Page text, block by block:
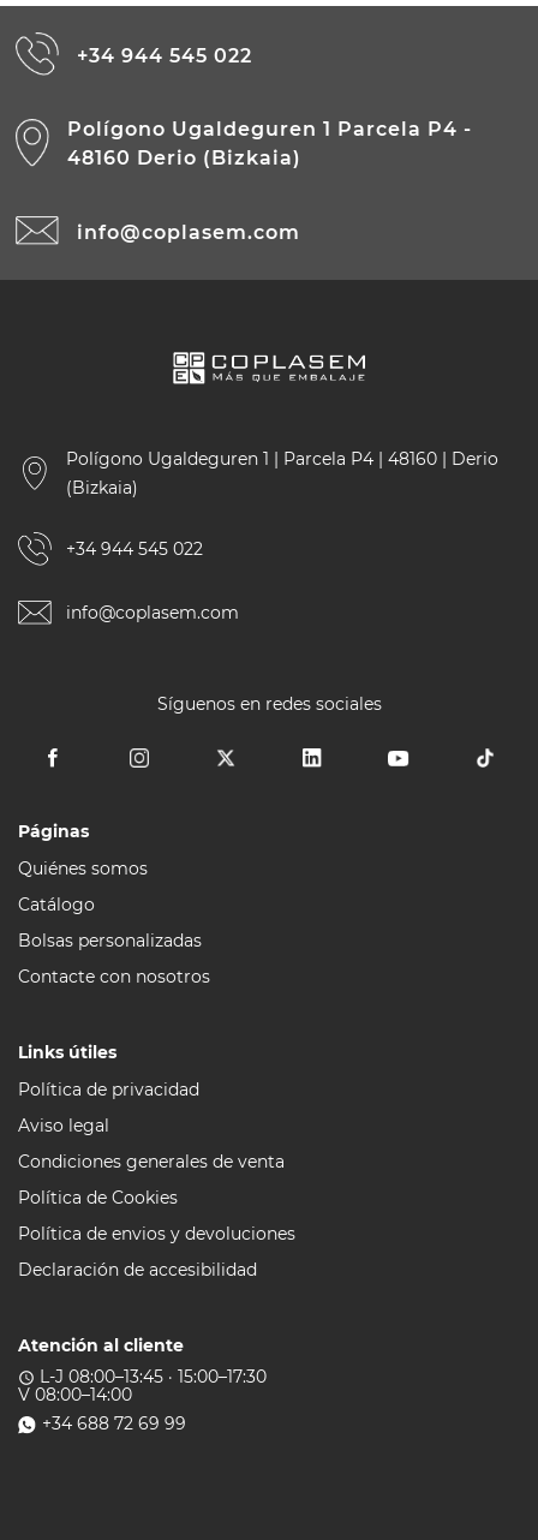
+34 944 545 022
Polígono Ugaldeguren 1 Parcela P4 -
48160 Derio (Bizkaia)
info@coplasem.com
Polígono Ugaldeguren 1 | Parcela P4 | 48160 | Derio
(Bizkaia)
+34 944 545 022
info@coplasem.com
Síguenos en redes sociales
Páginas
Quiénes somos
Catálogo
Bolsas personalizadas
Contacte con nosotros
Links útiles
Política de privacidad
Aviso legal
Condiciones generales de venta
Política de Cookies
Política de envios y devoluciones
Declaración de accesibilidad
Atención al cliente
access_time L-J 08:00–13:45 · 15:00–17:30
V 08:00–14:00
+34 688 72 69 99